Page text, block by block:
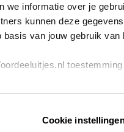
we informatie over je
kunnen deze
van jouw gebruik van
Cookie
while loading